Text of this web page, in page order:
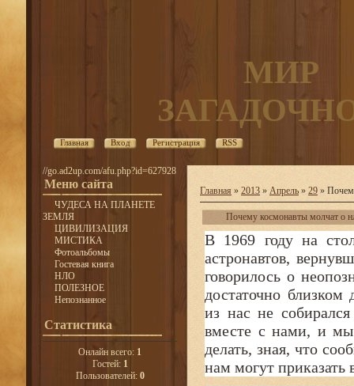
МИР
Главная Вход Регистрация RSS
//go.ad2up.com/afu.php?id=627928
Меню сайта
ЧУДЕСА НА ПЛАНЕТЕ
ЗЕМЛЯ
ЦИВИЛИЗАЦИЯ
МИСТИКА
Фотоальбомы
Гостевая книга
НЛО
ПОЛЕЗНОЕ
Непознанное
Статистика
Онлайн всего: 1
Гостей: 1
Пользователей: 0
Главная » 2013 » Апрель » 29 »
Почему космонавты молчат о
В 1969 году на
астронавтов,
говорилось о
достаточно близком
из нас не
вместе с нами, и мы
делать, зная, что
нам могут приказать